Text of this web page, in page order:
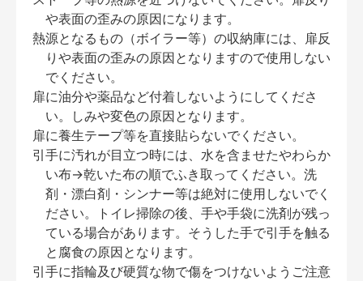
や表面の歪みの原因になります。
熱源となるもの（ボイラー等）の収納庫には、扉反
りや表面の歪みの原因となりますので使用しない
でください。
扉に油分や薬品など付着しないようにしてくださ
い。しみや変色の原因となります。
扉に養生テープ等を直接貼らないでください。
引手に汚れが目立つ時には、水を含ませたやわらか
い布→乾いた布の順でふき取ってください。洗
剤・漂白剤・シンナー等は絶対に使用しないでく
ださい。トイレ掃除の後、手や手袋に洗剤が残っ
ている場合があります。そうした手で引手を触る
と腐食の原因となります。
引手に指輪及び硬質な物で傷をつけないようご注意